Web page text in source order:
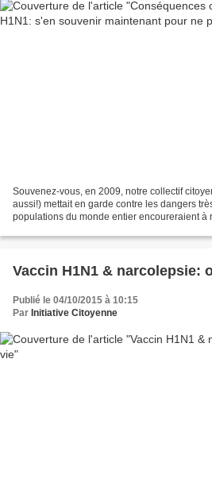
Souvenez-vous, en 2009, notre collectif
aussi!) mettait en garde contre les dangers
populations du monde entier encoureraient à
Vaccin H1N1 & narcolepsie:
Publié le 04/10/2015 à 10:15
Par Initiative Citoyenne